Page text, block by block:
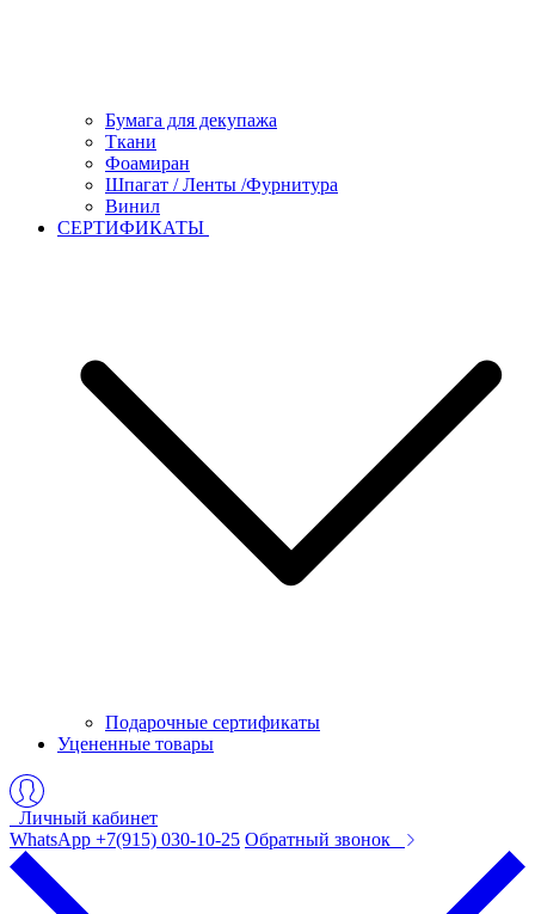
Бумага для декупажа
Ткани
Фоамиран
Шпагат / Ленты /Фурнитура
Винил
СЕРТИФИКАТЫ
Подарочные сертификаты
Уцененные товары
Личный кабинет
WhatsApp +7(915) 030-10-25 Обратный звонок